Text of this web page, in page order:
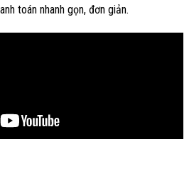
toán nhanh gọn, đơn giản.